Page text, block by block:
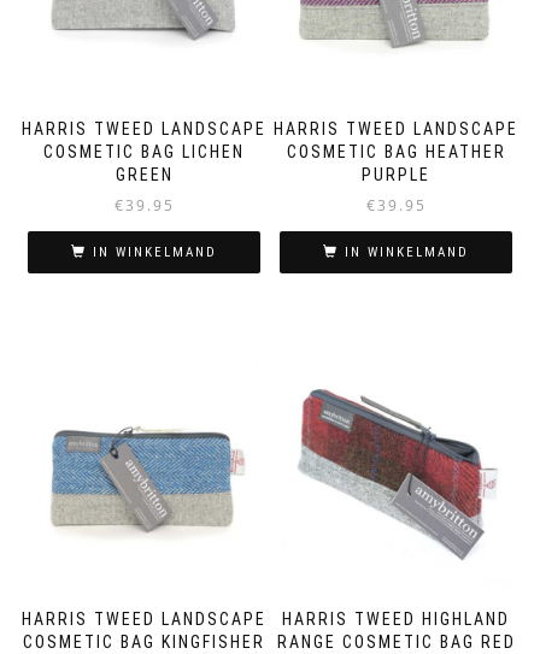
HARRIS TWEED LANDSCAPE
COSMETIC BAG LICHEN
GREEN
€39.95
IN WINKELMAND
HARRIS TWEED LANDSCAPE
COSMETIC BAG HEATHER
PURPLE
€39.95
IN WINKELMAND
HARRIS TWEED LANDSCAPE
COSMETIC BAG KINGFISHER
HARRIS TWEED HIGHLAND
RANGE COSMETIC BAG RED